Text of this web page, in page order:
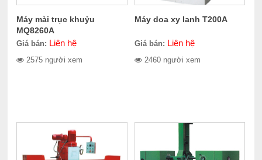
Máy mài trục khuỷu
MQ8260A
Giá bán: Liên hệ
2575 người xem
Máy doa xy lanh T200A
Giá bán: Liên hệ
2460 người xem